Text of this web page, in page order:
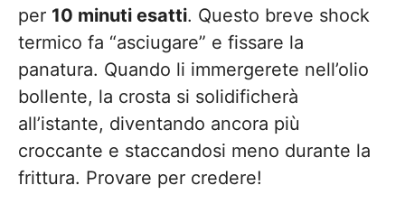
per 10 minuti esatti. Questo breve shock
termico fa “asciugare” e fissare la
panatura. Quando li immergerete nell’olio
bollente, la crosta si solidificherà
all’istante, diventando ancora più
croccante e staccandosi meno durante la
frittura. Provare per credere!